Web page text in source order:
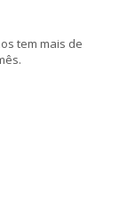
tem mais de